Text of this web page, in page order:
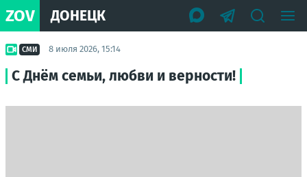
ZOV ДОНЕЦК
СМИ 8 июля 2026, 15:14
С Днём семьи, любви и верности!